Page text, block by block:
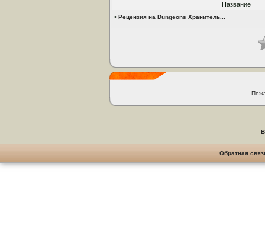
Название
• Рецензия на Dungeons Хранитель...
Обратная